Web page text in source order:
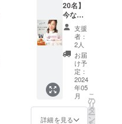
著者で
あり、
世界で
学びを
深め続
けるナ
ミ・
バーデ
ンが、
丁寧に
お伝え
す！
のフェ
スティ
バルを
実施
し、 名
古屋の
らら
ぽーと
では
5000人
動員 錦
糸町の
マルイ
ンで
ペット
（動
物）の
病気や
健康に
ついて
気にな
る事を
何でも
相談で
きま
す。
20名】
今なら
本付
き！
KADOK
AWAの
著者が
お届け
する
「超簡
単！お
しゃべ
り起業︎
支援
者：
2人
お届
け予
定：
2024
年05
月
詳細を見る
こ
の
リ
タ
ー
ン